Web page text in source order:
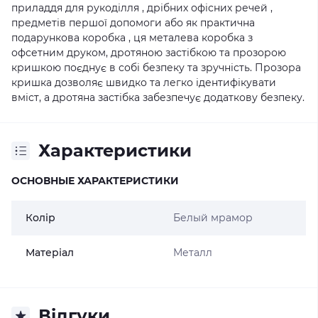
приладдя для рукоділля , дрібних офісних речей ,
предметів першої допомоги або як практична
подарункова коробка , ця металева коробка з
офсетним друком, дротяною застібкою та прозорою
кришкою поєднує в собі безпеку та зручність. Прозора
кришка дозволяє швидко та легко ідентифікувати
вміст, а дротяна застібка забезпечує додаткову безпеку.
Характеристики
ОСНОВНЫЕ ХАРАКТЕРИСТИКИ
Колір Белый мрамор
Матеріал Металл